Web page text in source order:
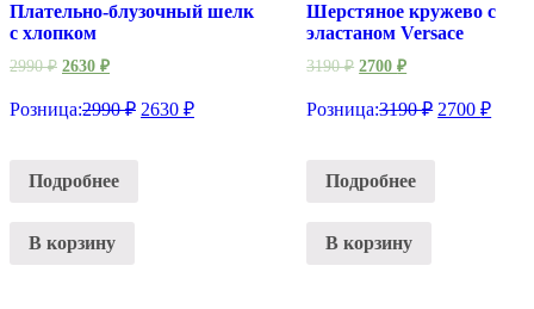
Плательно-блузочный шелк
с хлопком
2990₽ 2630 ₽
Розница:2990₽ 2630 ₽
Подробнее
В корзину
Шерстяное кружево с
эластаном Versace
3190₽ 2700₽
Розница:3190₽ 2700₽
Подробнее
В корзину